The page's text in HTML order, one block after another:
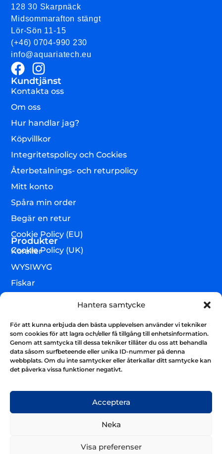
Hantera samtycke
För att kunna erbjuda den bästa upplevelsen använder vi tekniker
som cookies för att lagra och/eller få tillgång till enhetsinformation.
Genom att samtycka till dessa tekniker tillåter du oss att behandla
data såsom surfbeteende eller unika ID-nummer på denna
webbplats. Om du inte samtycker eller återkallar ditt samtycke kan
det påverka vissa funktioner negativt.
Acceptera
Neka
Visa preferenser
128 30 Skarpnäck
Midsommarafton stängt
Lör-Sön 11-15
(+46) 0704-990 230
info@aquariatech.eu
Kundtjänst
Kontakta oss
Om oss
Hur handlar jag?
Köpvillkor
Integritetspolicy och Cockies
Återbetalnings- och returpolicy
Mitt konto
Spåra min order
Begär en retur
Cookie Policy (EU)
Cookie Policy (UK)
Produkter
Koraller
WYSIWYG
Fiskar
Teknik & utrustning
Varumärken
Akvarium & sump
Nyhetsbrev